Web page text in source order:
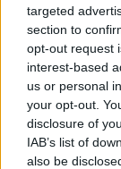
targeted
section to
opt-out request
interest-based
us or personal
your opt-out.
disclosure of
IAB’s list of
also be